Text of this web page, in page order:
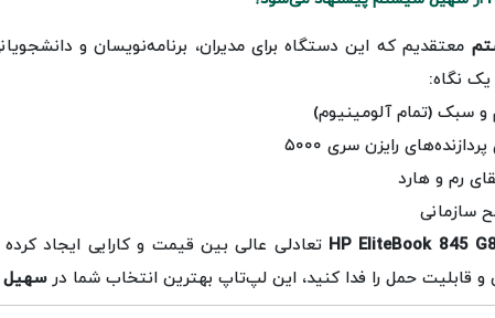
معتقدیم که این دستگاه برای مدیران، برنامه‌نویسان و
یک نگاه:
و سبک (تمام آلومینیوم)
رایزن سری ۵۰۰۰
رم و هارد
سازمانی
HP EliteBook 845 تعادلی عالی بین قیمت و کارایی ایجاد
و قابلیت حمل را فدا کنید، این لپ‌تاپ بهترین انتخاب شما در